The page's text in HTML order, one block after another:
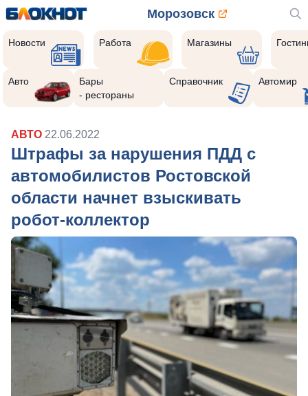
Морозовск
Новости Работа Магазины
Авто
Бары
- рестораны
Справочник Автомир
АВТО 22.06.2022
Штрафы за нарушения ПДД с
автомобилистов Ростовской
области начнет взыскивать
робот-коллектор